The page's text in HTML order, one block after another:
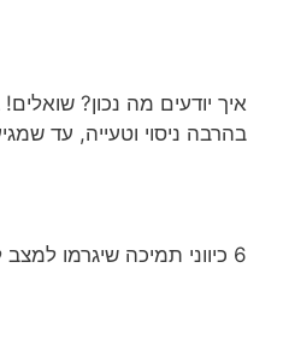
איך יודעים מה נכון?
בהרבה ניסוי וטעייה, עד
6 כיווני תמיכה שיגרמו למצב להיראות פשוט הרבה יותר